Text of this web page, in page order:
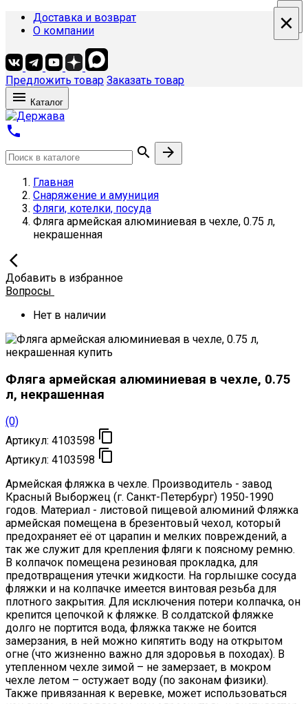
Доставка и возврат
О компании
Предложить товар Заказать товар
 Каталог



Главная
Снаряжение и амуниция
Фляги, котелки, посуда
Фляга армейская алюминиевая в чехле, 0.75 л,
некрашенная

Добавить в избранное
Вопросы
Нет в наличии
Фляга армейская алюминиевая в чехле, 0.75
л, некрашенная
(0)
Артикул: 4103598 
Артикул: 4103598 
Армейская фляжка в чехле. Производитель - завод
Красный Выборжец (г. Санкт-Петербург) 1950-1990
годов. Материал - листовой пищевой алюминий Фляжка
армейская помещена в брезентовый чехол, который
предохраняет её от царапин и мелких повреждений, а
так же служит для крепления фляги к поясному ремню.
В колпачок помещена резиновая прокладка, для
предотвращения утечки жидкости. На горлышке сосуда
фляжки и на колпачке имеется винтовая резьба для
плотного закрытия. Для исключения потери колпачка, он
крепится цепочкой к фляжке. В солдатской фляжке
долго не портится вода, фляжка также не боится
замерзания, в ней можно кипятить воду на открытом
огне (что жизненно важно для здоровья в походах). В
утепленном чехле зимой – не замерзает, в мокром
чехле летом – остужает воду (по законам физики).
Также привязанная к веревке, может использоваться
×
×
×
×